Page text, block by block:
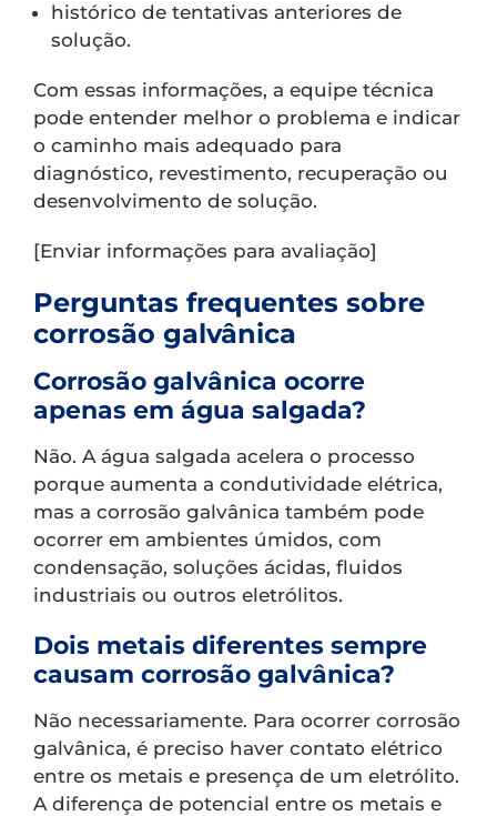
histórico de tentativas anteriores de
solução.
Com essas informações, a equipe técnica
pode entender melhor o problema e indicar
o caminho mais adequado para
diagnóstico, revestimento, recuperação ou
desenvolvimento de solução.
[Enviar informações para avaliação]
Perguntas frequentes sobre
corrosão galvânica
Corrosão galvânica ocorre
apenas em água salgada?
Não. A água salgada acelera o processo
porque aumenta a condutividade elétrica,
mas a corrosão galvânica também pode
ocorrer em ambientes úmidos, com
condensação, soluções ácidas, fluidos
industriais ou outros eletrólitos.
Dois metais diferentes sempre
causam corrosão galvânica?
Não necessariamente. Para ocorrer corrosão
galvânica, é preciso haver contato elétrico
entre os metais e presença de um eletrólito.
A diferença de potencial entre os metais e